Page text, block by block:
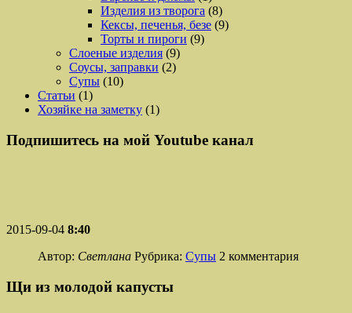
Изделия из творога (8)
Кексы, печенья, безе (9)
Торты и пироги (9)
Слоеные изделия (9)
Соусы, заправки (2)
Супы (10)
Статьи (1)
Хозяйке на заметку (1)
Подпишитесь на мой Youtube канал
2015-09-04 8:40
Автор: Светлана Рубрика: Супы 2 комментария
Щи из молодой капусты